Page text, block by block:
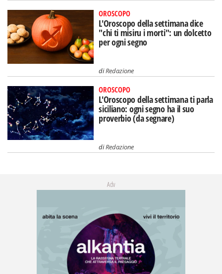
OROSCOPO
L'Oroscopo della settimana dice
"chi ti misiru i morti": un dolcetto
per ogni segno
diRedazione
OROSCOPO
L'Oroscopo della settimana ti parla
siciliano: ogni segno ha il suo
proverbio (da segnare)
diRedazione
Adv